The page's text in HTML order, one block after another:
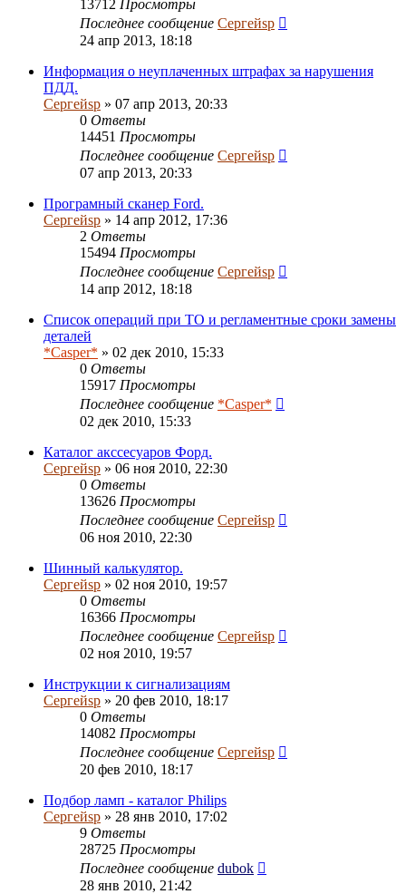
13712 Просмотры
Последнее сообщение Сергейsp
24 апр 2013, 18:18
Информация о неуплаченных штрафах за нарушения
ПДД.
Сергейsp » 07 апр 2013, 20:33
0 Ответы
14451 Просмотры
Последнее сообщение Сергейsp
07 апр 2013, 20:33
Програмный сканер Ford.
Сергейsp » 14 апр 2012, 17:36
2 Ответы
15494 Просмотры
Последнее сообщение Сергейsp
14 апр 2012, 18:18
Список операций при ТО и регламентные сроки замены
деталей
*Casper* » 02 дек 2010, 15:33
0 Ответы
15917 Просмотры
Последнее сообщение *Casper*
02 дек 2010, 15:33
Каталог акссесуаров Форд.
Сергейsp » 06 ноя 2010, 22:30
0 Ответы
13626 Просмотры
Последнее сообщение Сергейsp
06 ноя 2010, 22:30
Шинный калькулятор.
Сергейsp » 02 ноя 2010, 19:57
0 Ответы
16366 Просмотры
Последнее сообщение Сергейsp
02 ноя 2010, 19:57
Инструкции к сигнализациям
Сергейsp » 20 фев 2010, 18:17
0 Ответы
14082 Просмотры
Последнее сообщение Сергейsp
20 фев 2010, 18:17
Подбор ламп - каталог Philips
Сергейsp » 28 янв 2010, 17:02
9 Ответы
28725 Просмотры
Последнее сообщение dubok
28 янв 2010, 21:42